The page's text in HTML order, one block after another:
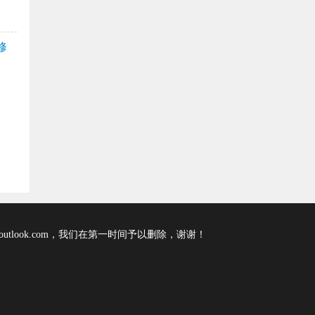
，我们在第一时间予以删除，谢谢！